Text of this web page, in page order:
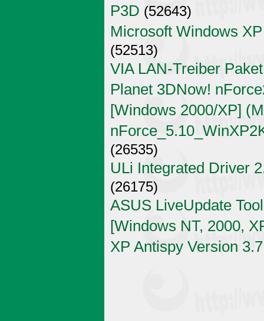
P3D (52643)
Microsoft Windows
(52513)
VIA LAN-Treiber
Planet 3DNow!
[Windows 2000/XP]
(26535)
ULi Integrated Driver
(26175)
ASUS LiveUpdate
[Windows NT, 2000,
XP Antispy Version